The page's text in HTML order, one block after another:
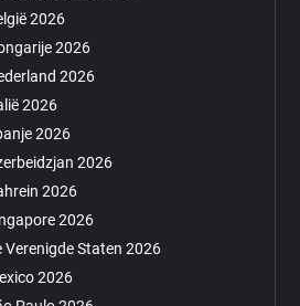
2026
2026
2026
2026
2026
2026
2026
2026
Verenigde Staten 2026
2026